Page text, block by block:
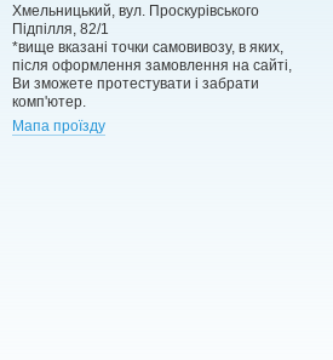
Хмельницький, вул. Проскурівського
Підпілля, 82/1
*вище вказані точки самовивозу, в яких,
після оформлення замовлення на сайті,
Ви зможете протестувати і забрати
комп'ютер.
Мапа проїзду